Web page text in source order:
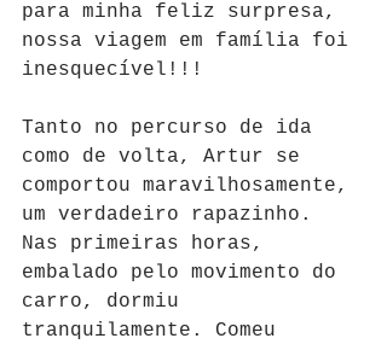
para minha feliz surpresa,
nossa viagem em família foi
inesquecível!!!
Tanto no percurso de ida
como de volta, Artur se
comportou maravilhosamente,
um verdadeiro rapazinho.
Nas primeiras horas,
embalado pelo movimento do
carro, dormiu
tranquilamente. Comeu